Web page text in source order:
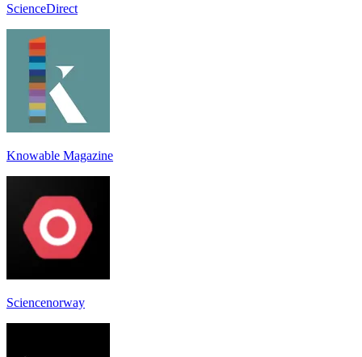
ScienceDirect
Knowable Magazine
Sciencenorway